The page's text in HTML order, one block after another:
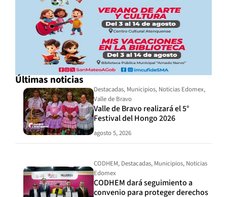
Últimas noticias
Destacadas, Municipios, Noticias Edomex,
Valle de Bravo
Valle de Bravo realizará el 5°
Festival del Hongo 2026
agosto 5, 2026
CODHEM, Destacadas, Municipios, Noticias
Edomex
CODHEM dará seguimiento a
convenio para proteger derechos